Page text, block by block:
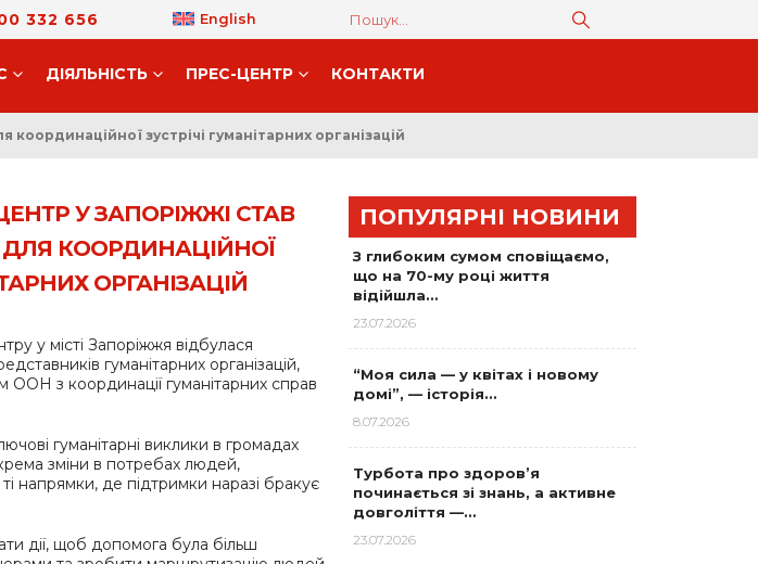
332 656 English
ДIЯЛЬНIСТЬ ПРЕС-ЦЕНТР КОНТАКТИ
зустрічі гуманітарних організацій
У ЗАПОРІЖЖІ СТАВ
КООРДИНАЦІЙНОЇ
ОРГАНІЗАЦІЙ
у місті Запоріжжя відбулася
гуманітарних організацій,
ООН з координації гуманітарних справ
гуманітарні виклики в громадах
зміни в потребах людей,
напрямки, де підтримки наразі бракує
дії, щоб допомога була більш
ПОПУЛЯРНІ НОВИНИ
З глибоким сумом сповіщаємо,
що на 70-му році життя
відійшла…
23.07.2026
“Моя сила — у квітах і новому
домі”, — історія…
8.07.2026
Турбота про здоров’я
починається зі знань, а активне
довголіття —…
23.07.2026